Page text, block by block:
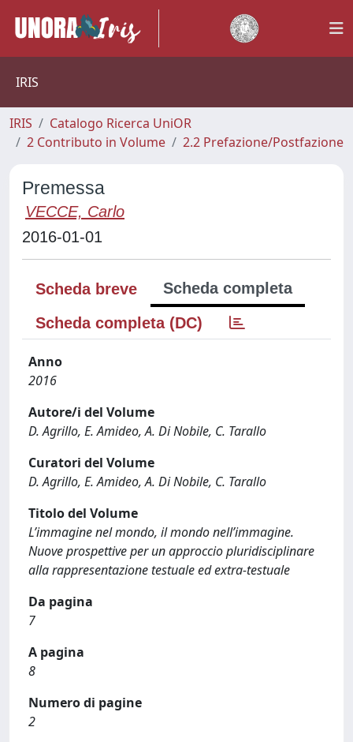
IRIS
IRIS
Catalogo Ricerca UniOR
2 Contributo in Volume
2.2 Prefazione/Postfazione
Premessa
VECCE, Carlo
2016-01-01
Scheda breve
Scheda completa
Scheda completa (DC)
Anno
2016
Autore/i del Volume
D. Agrillo, E. Amideo, A. Di Nobile, C. Tarallo
Curatori del Volume
D. Agrillo, E. Amideo, A. Di Nobile, C. Tarallo
Titolo del Volume
L’immagine nel mondo, il mondo nell’immagine.
Nuove prospettive per un approccio pluridisciplinare
alla rappresentazione testuale ed extra-testuale
Da pagina
7
A pagina
8
Numero di pagine
2